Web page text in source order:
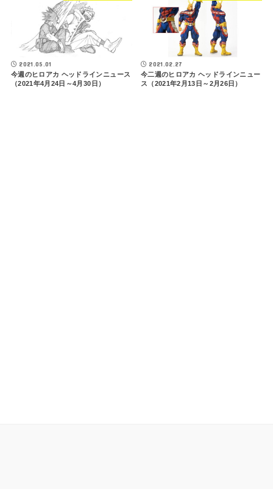
2021.05.01
今週のヒロアカ ヘッドラインニュース
（2021年4月24日～4月30日）
2021.02.27
今二週のヒロアカ ヘッドラインニュー
ス（2021年2月13日～2月26日）